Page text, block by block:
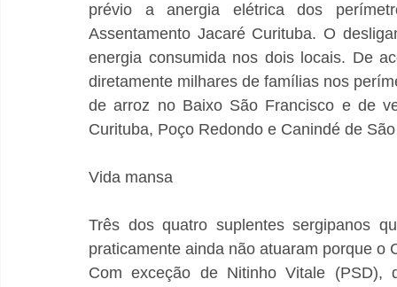
prévio a anergia elétrica dos
Assentamento Jacaré Curituba. O
energia consumida nos dois locais. De
diretamente milhares de famílias nos
de arroz no Baixo São Francisco e de
Curituba, Poço Redondo e Canindé de
Vida mansa
Três dos quatro suplentes sergipanos
praticamente ainda não atuaram porque o
Com exceção de Nitinho Vitale (PSD),